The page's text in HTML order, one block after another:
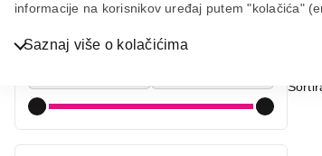
informacije na korisnikov uređaj putem "kolačića"
Saznaj više o kolačićima
Bela tehnika
IT & Gaming
Cena od Cena do